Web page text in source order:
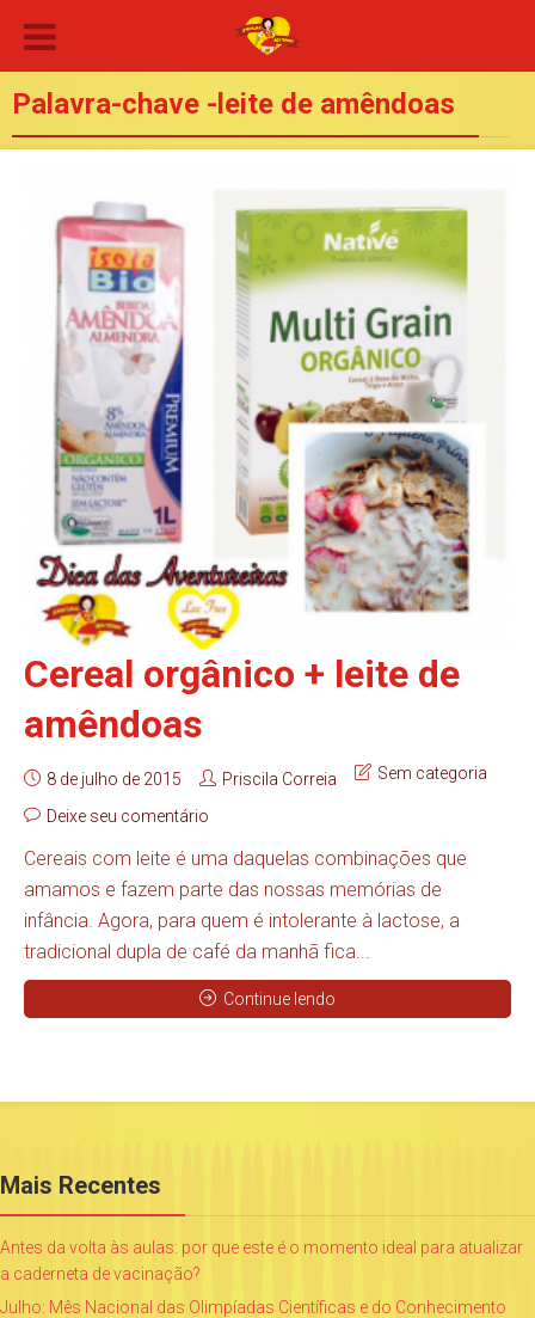
Palavra-chave -leite de amêndoas
Cereal orgânico + leite de
amêndoas
8 de julho de 2015 Priscila Correia Sem categoria
Deixe seu comentário
Cereais com leite é uma daquelas combinações que
amamos e fazem parte das nossas memórias de
infância. Agora, para quem é intolerante à lactose, a
tradicional dupla de café da manhã fica...
Continue lendo
Mais Recentes
Antes da volta às aulas: por que este é o momento ideal para atualizar
a caderneta de vacinação?
Julho: Mês Nacional das Olimpíadas Científicas e do Conhecimento